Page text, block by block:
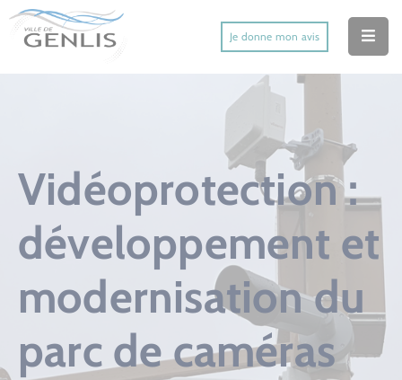
Je donne mon avis
Mes Services Utiles
Mes Activités
Vidéoprotection :
développement et
modernisation du
parc de caméras